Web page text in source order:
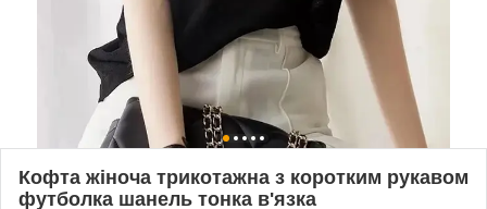
Кофта жіноча трикотажна з коротким рукавом
футболка шанель тонка в'язка